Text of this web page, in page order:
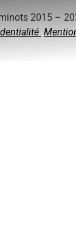
2015 –